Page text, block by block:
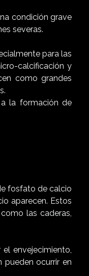
condición grave
severas.
para las
calcificación y
como grandes
la formación de
fosfato de calcio
aparecen. Estos
las caderas,
envejecimiento,
ocurrir en